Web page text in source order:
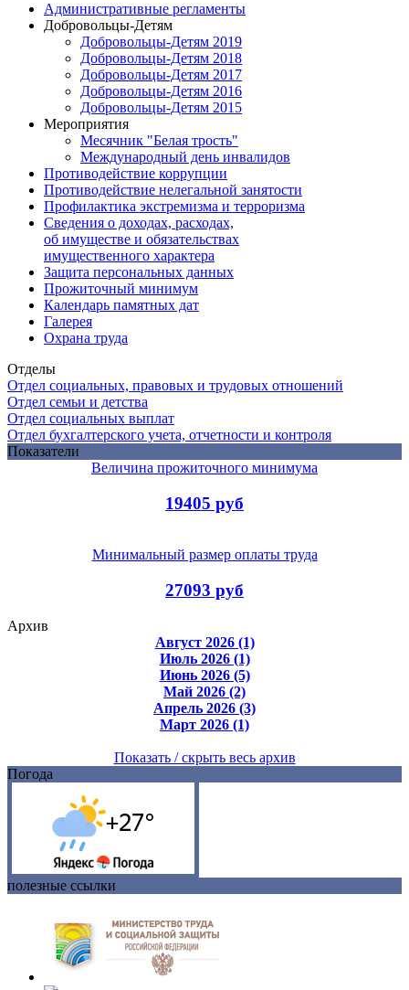
Административные регламенты
Добровольцы-Детям
Добровольцы-Детям 2019
Добровольцы-Детям 2018
Добровольцы-Детям 2017
Добровольцы-Детям 2016
Добровольцы-Детям 2015
Мероприятия
Месячник "Белая трость"
Международный день инвалидов
Противодействие коррупции
Противодействие нелегальной занятости
Профилактика экстремизма и терроризма
Сведения о доходах, расходах,
об имуществе и обязательствах
имущественного характера
Защита персональных данных
Прожиточный минимум
Календарь памятных дат
Галерея
Охрана труда
Отделы
Отдел социальных, правовых и трудовых отношений
Отдел семьи и детства
Отдел социальных выплат
Отдел бухгалтерского учета, отчетности и контроля
Показатели
Величина прожиточного минимума
19405 руб
Минимальный размер оплаты труда
27093 руб
Архив
Август 2026 (1)
Июль 2026 (1)
Июнь 2026 (5)
Май 2026 (2)
Апрель 2026 (3)
Март 2026 (1)
Показать / скрыть весь архив
Погода
полезные ссылки